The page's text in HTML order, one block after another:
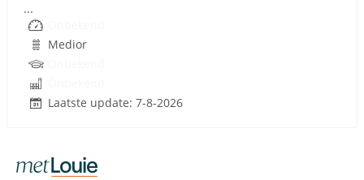
...
Medior
Laatste update: 7-8-2026